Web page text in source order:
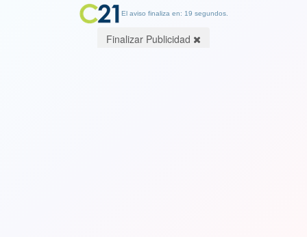
El aviso finaliza en: 19 segundos.
Finalizar Publicidad